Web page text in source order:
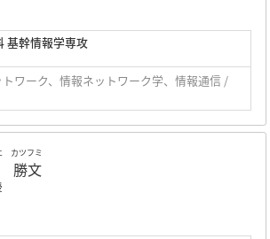
基幹情報学専攻
ワーク、情報ネットワーク学、情報通信 /
カツフミ
勝文